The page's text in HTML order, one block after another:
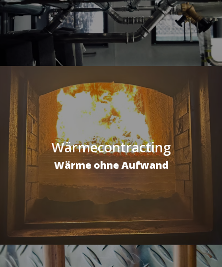
Wärmecontracting
Wärme ohne Aufwand